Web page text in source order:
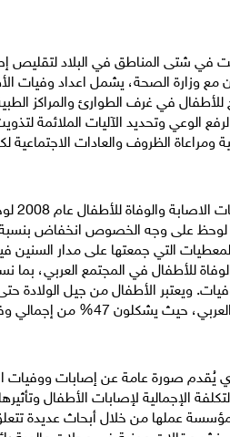
قد تأسست عام 1995 حيث عملت في شتى المناطق في
مع وزارة الصحة، يشمل اعداد وفيات
للأطفال في غرف الطوارئ والمراكز
الوعي وتحديد الآليات الملائمة
ومراعاة الظروف والعادات الاجتماعية
التي جمعتها على مدار السنين
إجمالي وفيات الأطفال العرب.
صورة عامة عن إصابات ووفيات
الإجمالية لإصابات الأطفال
وتواصل المؤسسة عملها من خلال أبحاث